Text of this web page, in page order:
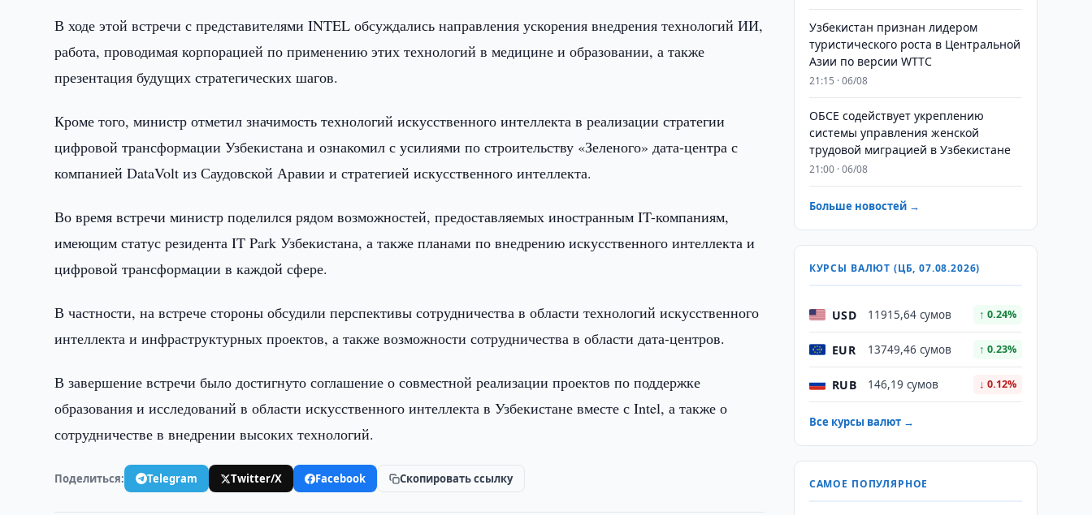
В ходе этой встречи с представителями INTEL обсуждались направления ускорения внедрения технологий ИИ,
работа, проводимая корпорацией по применению этих технологий в медицине и образовании, а также
презентация будущих стратегических шагов.
Кроме того, министр отметил значимость технологий искусственного интеллекта в реализации стратегии
цифровой трансформации Узбекистана и ознакомил с усилиями по строительству «Зеленого» дата-центра с
компанией DataVolt из Саудовской Аравии и стратегией искусственного интеллекта.
Во время встречи министр поделился рядом возможностей, предоставляемых иностранным IT-компаниям,
имеющим статус резидента IT Park Узбекистана, а также планами по внедрению искусственного интеллекта и
цифровой трансформации в каждой сфере.
В частности, на встрече стороны обсудили перспективы сотрудничества в области технологий искусственного
интеллекта и инфраструктурных проектов, а также возможности сотрудничества в области дата-центров.
В завершение встречи было достигнуто соглашение о совместной реализации проектов по поддержке
образования и исследований в области искусственного интеллекта в Узбекистане вместе с Intel, а также о
сотрудничестве в внедрении высоких технологий.
Поделиться: Telegram Twitter/X Facebook Скопировать ссылку
Узбекистан признан лидером
туристического роста в Центральной
Азии по версии WTTC
21:15 · 06/08
ОБСЕ содействует укреплению
системы управления женской
трудовой миграцией в Узбекистане
21:00 · 06/08
Больше новостей →
КУРСЫ ВАЛЮТ (ЦБ, 07.08.2026)
USD 11915,64 сумов ↑ 0.24%
EUR 13749,46 сумов ↑ 0.23%
RUB 146,19 сумов ↓ 0.12%
Все курсы валют →
САМОЕ ПОПУЛЯРНОЕ